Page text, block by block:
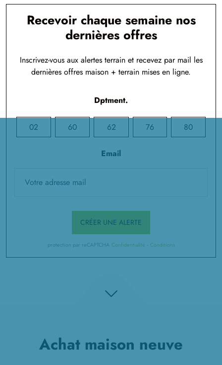
Recevoir chaque semaine nos
dernières offres
Inscrivez-vous aux alertes terrain et recevez par mail les
dernières offres maison + terrain mises en ligne.
Dptment.
02 60 62 76 80
Email
CRÉER UNE ALERTE
protection par reCAPTCHA Confidentialité - Conditions
Achat maison neuve